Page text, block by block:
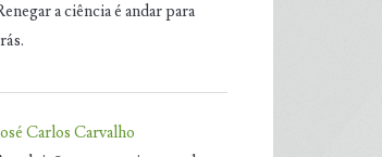
a ciência é andar para
Carlos Carvalho